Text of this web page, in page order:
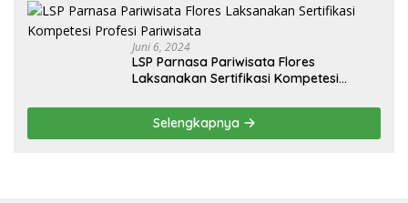
Juni 6, 2024
LSP Parnasa Pariwisata Flores
Laksanakan Sertifikasi Kompetesi
Selengkapnya